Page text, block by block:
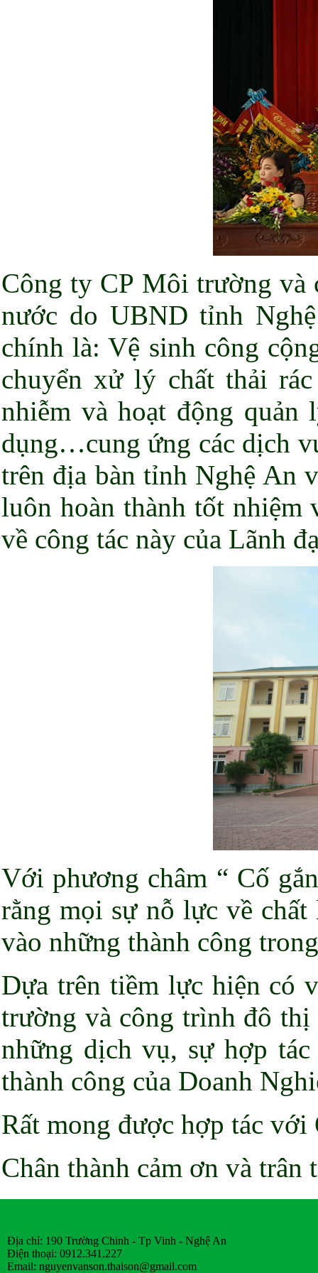
Công ty CP Môi trường và
nước do UBND tỉnh
chính là: Vệ sinh công
chuyển xử lý chất thải
nhiễm và hoạt động
dụng…cung ứng các dịch
trên địa bàn tỉnh Nghệ An
luôn hoàn thành tốt nhiệm
về công tác này của Lãnh
Với phương châm “ Cố
rằng mọi sự nỗ lực về
vào những thành công
Dựa trên tiềm lực hiện có
trường và công trình đô thị
những dịch vụ, sự hợp
thành công của Doanh
Rất mong được hợp tác với
Chân thành cảm ơn và
Địa chỉ: 190 Trường Chinh - Tp Vinh - Nghệ An
Điện thoại: 0912.341.227
Email: nguyenvanson.thaison@gmail.com